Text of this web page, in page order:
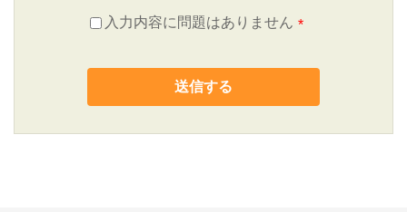
入力内容に問題はありません *